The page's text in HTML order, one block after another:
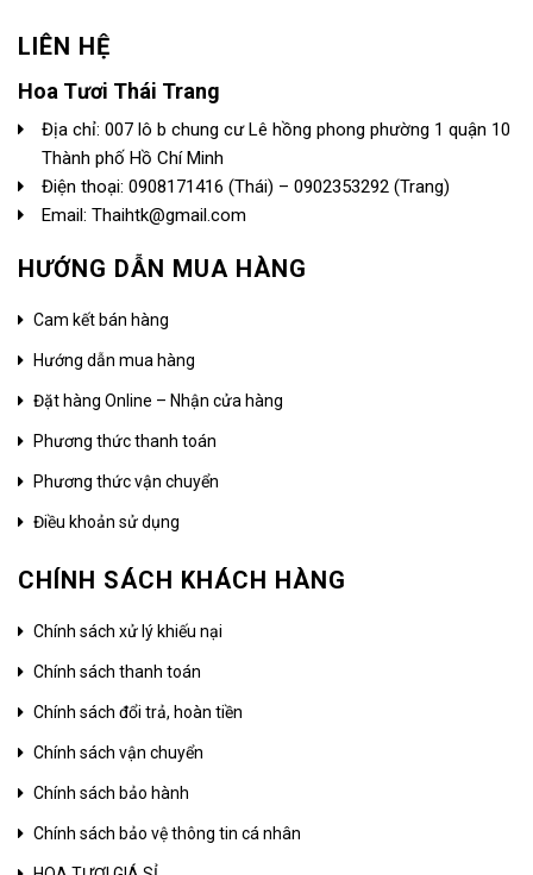
LIÊN HỆ
Hoa Tươi Thái Trang
Địa chỉ: 007 lô b chung cư Lê hồng phong phường 1 quận 10
Thành phố Hồ Chí Minh
Điện thoại: 0908171416 (Thái) – 0902353292 (Trang)
Email: Thaihtk@gmail.com
HƯỚNG DẪN MUA HÀNG
Cam kết bán hàng
Hướng dẫn mua hàng
Đặt hàng Online – Nhận cửa hàng
Phương thức thanh toán
Phương thức vận chuyển
Điều khoản sử dụng
CHÍNH SÁCH KHÁCH HÀNG
Chính sách xử lý khiếu nại
Chính sách thanh toán
Chính sách đổi trả, hoàn tiền
Chính sách vận chuyển
Chính sách bảo hành
Chính sách bảo vệ thông tin cá nhân